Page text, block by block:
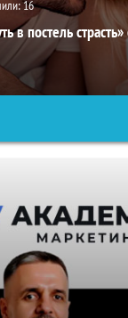
16
в постель